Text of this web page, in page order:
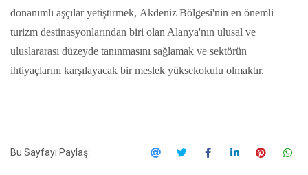
donanımlı aşçılar yetiştirmek, Akdeniz Bölgesi'nin en önemli
turizm destinasyonlarından biri olan Alanya'nın ulusal ve
uluslararası düzeyde tanınmasını sağlamak ve sektörün
ihtiyaçlarını karşılayacak bir meslek yüksekokulu olmaktır.
Bu Sayfayı Paylaş: